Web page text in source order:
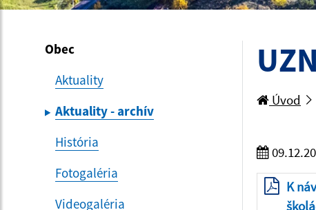
Obec
Aktuality
Aktuality - archív
História
Fotogaléria
Videogaléria
Úvod
K